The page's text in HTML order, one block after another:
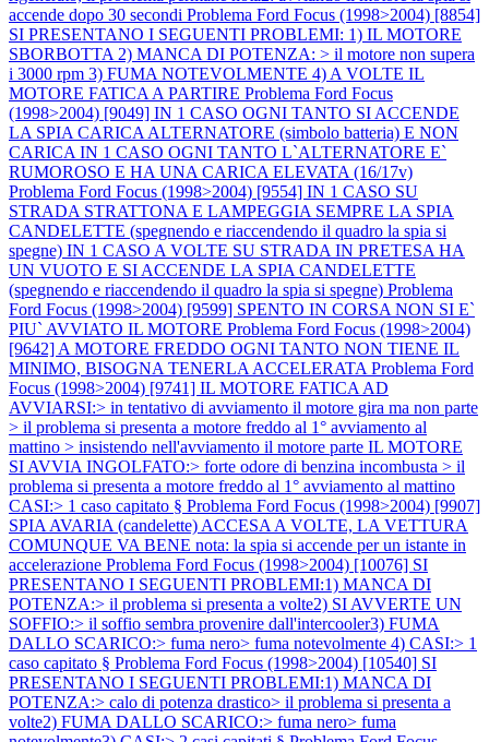
accende dopo 30 secondi Problema Ford Focus (1998>2004) [8854]
SI PRESENTANO I SEGUENTI PROBLEMI: 1) IL MOTORE
SBORBOTTA 2) MANCA DI POTENZA: > il motore non supera
i 3000 rpm 3) FUMA NOTEVOLMENTE 4) A VOLTE IL
MOTORE FATICA A PARTIRE Problema Ford Focus
(1998>2004) [9049] IN 1 CASO OGNI TANTO SI ACCENDE
LA SPIA CARICA ALTERNATORE (simbolo batteria) E NON
CARICA IN 1 CASO OGNI TANTO L`ALTERNATORE E`
RUMOROSO E HA UNA CARICA ELEVATA (16/17v)
Problema Ford Focus (1998>2004) [9554] IN 1 CASO SU
STRADA STRATTONA E LAMPEGGIA SEMPRE LA SPIA
CANDELETTE (spegnendo e riaccendendo il quadro la spia si
spegne) IN 1 CASO A VOLTE SU STRADA IN PRETESA HA
UN VUOTO E SI ACCENDE LA SPIA CANDELETTE
(spegnendo e riaccendendo il quadro la spia si spegne) Problema
Ford Focus (1998>2004) [9599] SPENTO IN CORSA NON SI E`
PIU` AVVIATO IL MOTORE Problema Ford Focus (1998>2004)
[9642] A MOTORE FREDDO OGNI TANTO NON TIENE IL
MINIMO, BISOGNA TENERLA ACCELERATA Problema Ford
Focus (1998>2004) [9741] IL MOTORE FATICA AD
AVVIARSI:> in tentativo di avviamento il motore gira ma non parte
> il problema si presenta a motore freddo al 1° avviamento al
mattino > insistendo nell'avviamento il motore parte IL MOTORE
SI AVVIA INGOLFATO:> forte odore di benzina incombusta > il
problema si presenta a motore freddo al 1° avviamento al mattino
CASI:> 1 caso capitato § Problema Ford Focus (1998>2004) [9907]
SPIA AVARIA (candelette) ACCESA A VOLTE, LA VETTURA
COMUNQUE VA BENE nota: la spia si accende per un istante in
accelerazione Problema Ford Focus (1998>2004) [10076] SI
PRESENTANO I SEGUENTI PROBLEMI:1) MANCA DI
POTENZA:> il problema si presenta a volte2) SI AVVERTE UN
SOFFIO:> il soffio sembra provenire dall'intercooler3) FUMA
DALLO SCARICO:> fuma nero> fuma notevolmente 4) CASI:> 1
caso capitato § Problema Ford Focus (1998>2004) [10540] SI
PRESENTANO I SEGUENTI PROBLEMI:1) MANCA DI
POTENZA:> calo di potenza drastico> il problema si presenta a
volte2) FUMA DALLO SCARICO:> fuma nero> fuma